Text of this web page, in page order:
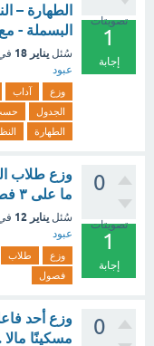
تصويتات
1
إجابة
الطهارة –
البسملة -
سُئل يناير 18
عبود
وزع آداب
الجدول
الطهارة
0
تصويتات
1
إجابة
وزع طلاب
ما على ٣ فصول - مع الشرح
سُئل يناير 12
عبود
وزع طلاب
فصول
0
مسكينًا